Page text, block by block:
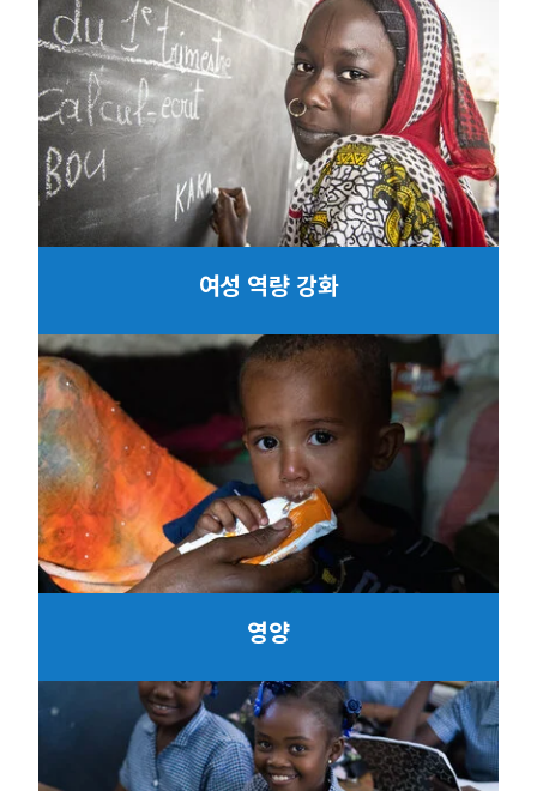
여성 역량 강화
영양